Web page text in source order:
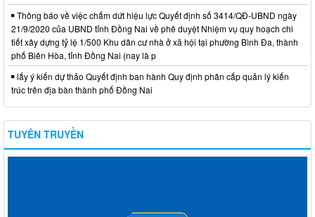
Thông báo về việc chấm dứt hiệu lực Quyết định số 3414/QĐ-UBND ngày
21/9/2020 của UBND tỉnh Đồng Nai về phê duyệt Nhiệm vụ quy hoạch chi
tiết xây dựng tỷ lệ 1/500 Khu dân cư nhà ở xã hội tại phường Bình Đa, thành
phố Biên Hòa, tỉnh Đồng Nai (nay là p
lấy ý kiến dự thảo Quyết định ban hành Quy định phân cấp quản lý kiến
trúc trên địa bàn thành phố Đồng Nai
TUYÊN TRUYỀN